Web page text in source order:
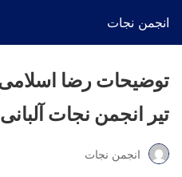
انجمن نجات
تیر انجمن نجات آلبانی
انجمن نجات